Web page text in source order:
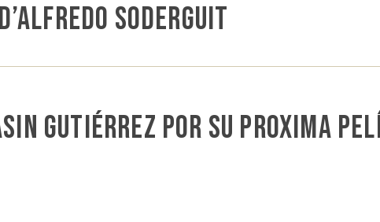
Soderguit
Gutiérrez por su proxima